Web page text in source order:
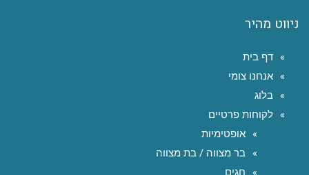
ניווט מהיר
דף בית
אנחנו צומי
בלוג
לקוחות פרטיים
אופטימיות
בר מצווה / בת מצווה
חגים